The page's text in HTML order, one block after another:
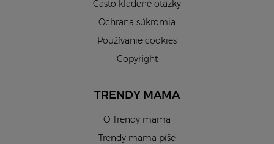
Často kladené otázky
Ochrana súkromia
Používanie cookies
Copyright
TRENDY MAMA
O Trendy mama
Trendy mama píše